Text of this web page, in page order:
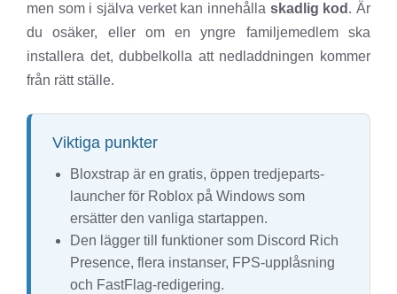
men som i själva verket kan innehålla skadlig kod . Är
du osäker, eller om en yngre familjemedlem ska
installera det, dubbelkolla att nedladdningen kommer
från rätt ställe.
Viktiga punkter
Bloxstrap är en gratis, öppen tredjeparts-
launcher för Roblox på Windows som
ersätter den vanliga startappen.
Den lägger till funktioner som Discord Rich
Presence, flera instanser, FPS-upplåsning
och FastFlag-redigering.